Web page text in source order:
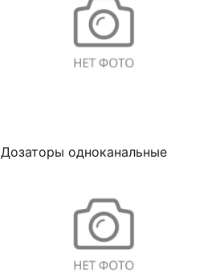
Дозаторы одноканальные